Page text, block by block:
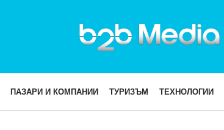
ПАЗАРИ И КОМПАНИИ ТУРИЗЪМ ТЕХНОЛОГИИ